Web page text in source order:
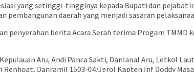
yang setinggi-tingginya kepada Bupati dan
daerah yang menjadi sasaran
penyerahan berita Acara Serah terima Progam
Aru, Andi Panca Sakti, Danlanal Aru, Letkol
Danramil 1503-04/Jerol Kapten Inf Doddy